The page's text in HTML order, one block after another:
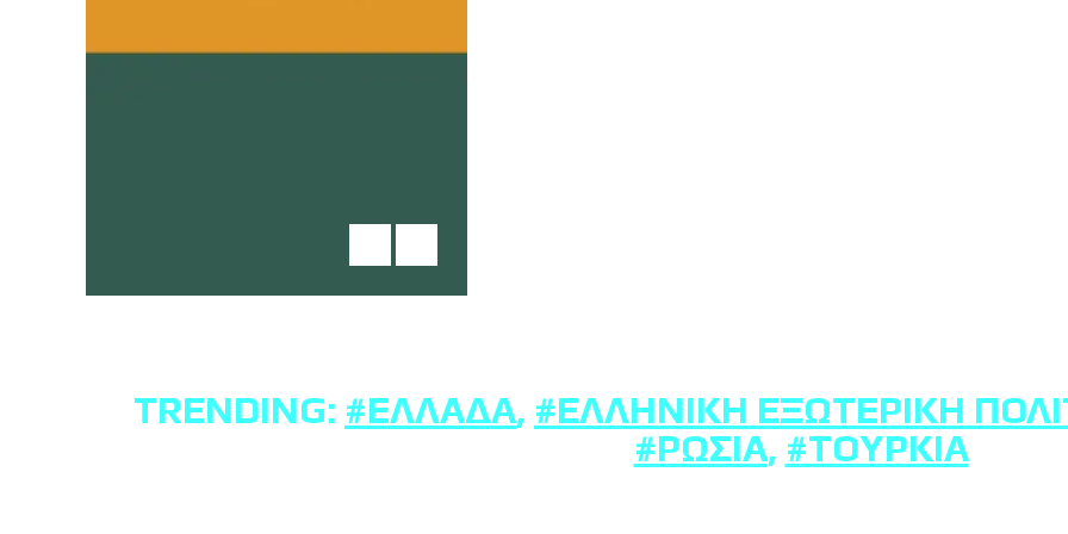
TRENDING: #ΕΛΛΆΔΑ, #ΕΛΛΗΝΙΚΉ ΕΞΩΤΕΡΙΚΉ
#ΡΩΣΊΑ, #ΤΟΥΡΚΊΑ